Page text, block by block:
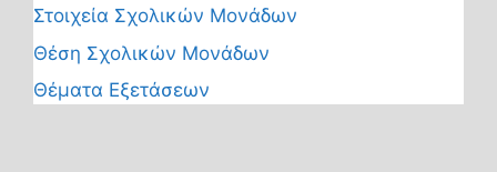
Στοιχεία Σχολικών Μονάδων
Θέση Σχολικών Μονάδων
Θέματα Εξετάσεων